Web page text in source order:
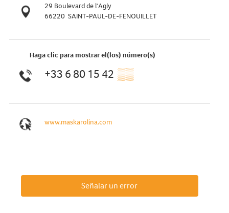
29 Boulevard de l'Agly
66220 SAINT-PAUL-DE-FENOUILLET
Haga clic para mostrar el(los) número(s)
+33 6 80 15 42 ▒▒
www.maskarolina.com
Señalar un error